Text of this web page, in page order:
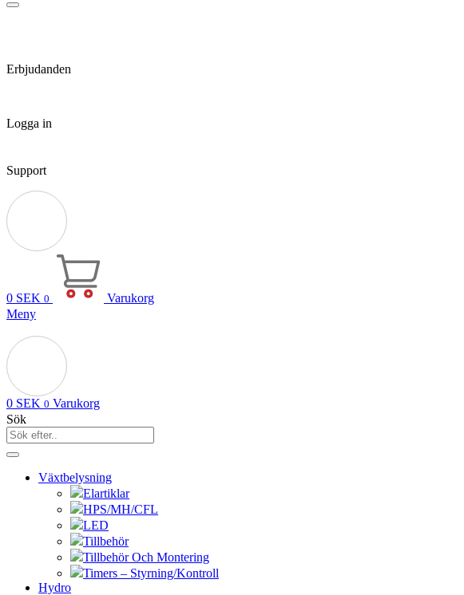
Erbjudanden
Logga in
Support
0 SEK 0
Varukorg
Meny
0 SEK 0 Varukorg
Sök
Växtbelysning
Elartiklar
HPS/MH/CFL
LED
Tillbehör
Tillbehör Och Montering
Timers – Styrning/Kontroll
Hydro